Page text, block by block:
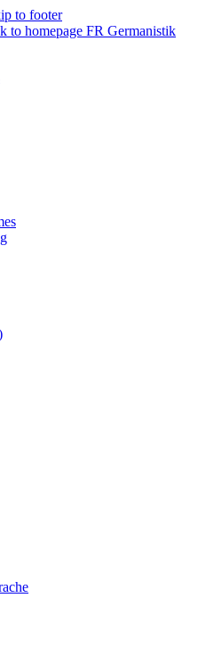
to footer
FR Germanistik